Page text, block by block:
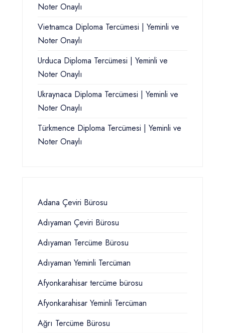
Noter Onaylı
Vietnamca Diploma Tercümesi | Yeminli ve
Noter Onaylı
Urduca Diploma Tercümesi | Yeminli ve
Noter Onaylı
Ukraynaca Diploma Tercümesi | Yeminli ve
Noter Onaylı
Türkmence Diploma Tercümesi | Yeminli ve
Noter Onaylı
Adana Çeviri Bürosu
Adıyaman Çeviri Bürosu
Adıyaman Tercüme Bürosu
Adıyaman Yeminli Tercüman
Afyonkarahisar tercüme bürosu
Afyonkarahisar Yeminli Tercüman
Ağrı Tercüme Bürosu